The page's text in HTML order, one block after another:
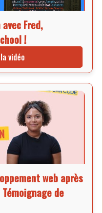
Fred,
!
d'Ada Tech School.
vidéo
web après
de